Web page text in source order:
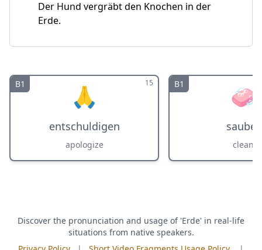
Der Hund vergräbt den Knochen in der
Erde.
B1 15
🙏
entschuldigen
apologize
B1 🧼
sauber
clean
Discover the pronunciation and usage of 'Erde' in real-life
situations from native speakers.